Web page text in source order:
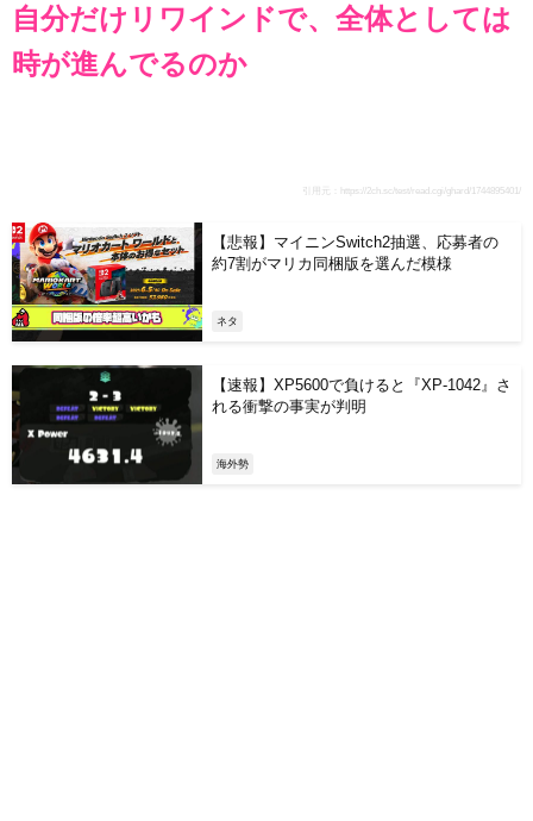
自分だけリワインドで、全体としては
時が進んでるのか
引用元： https://2ch.sc/test/read.cgi/ghard/1744895401/
【悲報】マイニンSwitch2抽選、応募者の
約7割がマリカ同梱版を選んだ模様
ネタ
【速報】XP5600で負けると『XP-1042』さ
れる衝撃の事実が判明
海外勢